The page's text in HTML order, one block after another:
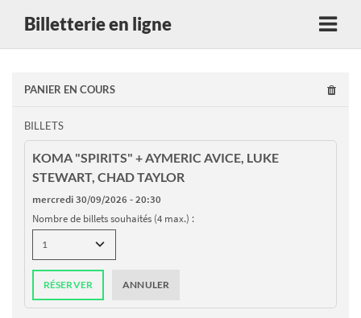
Billetterie en ligne
PANIER EN COURS
BILLETS
KOMA "SPIRITS" + AYMERIC AVICE, LUKE
STEWART, CHAD TAYLOR
mercredi 30/09/2026 - 20:30
Nombre de billets souhaités (4 max.) :
RÉSERVER ANNULER